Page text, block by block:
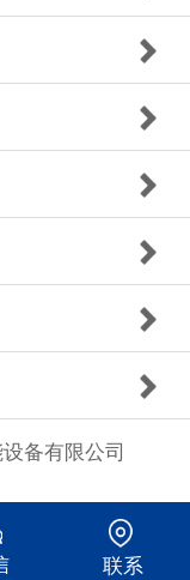
备有限公司
联系